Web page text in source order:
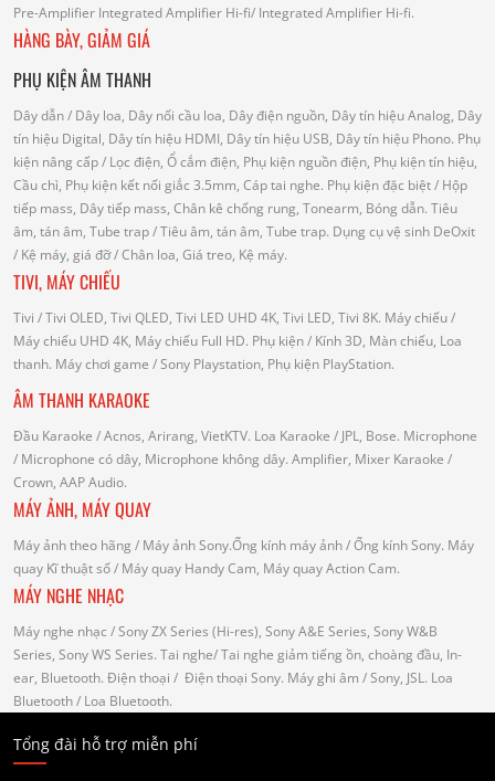
Pre-Amplifier Integrated Amplifier Hi-fi/ Integrated Amplifier Hi-fi.
HÀNG BÀY, GIẢM GIÁ
PHỤ KIỆN ÂM THANH
Dây dẫn/ Dây loa, Dây nối cầu loa, Dây điện nguồn, Dây tín hiệu Analog, Dây
tín hiệu Digital, Dây tín hiệu HDMI, Dây tín hiệu USB, Dây tín hiệu Phono. Phụ
kiện nâng cấp/ Lọc điện, Ổ cắm điện, Phụ kiện nguồn điện, Phụ kiện tín hiệu,
Cầu chì, Phụ kiện kết nối giắc 3.5mm, Cáp tai nghe. Phụ kiện đặc biệt/ Hộp
tiếp mass, Dây tiếp mass, Chân kê chống rung, Tonearm, Bóng dẫn. Tiêu
âm, tán âm, Tube trap/ Tiêu âm, tán âm, Tube trap. Dụng cụ vệ sinh DeOxit
/ Kệ máy, giá đỡ/ Chân loa, Giá treo, Kệ máy.
TIVI, MÁY CHIẾU
Tivi / Tivi OLED, Tivi QLED, Tivi LED UHD 4K, Tivi LED, Tivi 8K. Máy chiếu/
Máy chiếu UHD 4K, Máy chiếu Full HD. Phụ kiện/ Kính 3D, Màn chiếu, Loa
thanh. Máy chơi game / Sony Playstation, Phụ kiện PlayStation.
ÂM THANH KARAOKE
Đầu Karaoke / Acnos, Arirang, VietKTV. Loa Karaoke / JPL, Bose. Microphone
/ Microphone có dây, Microphone không dây. Amplifier, Mixer Karaoke /
Crown, AAP Audio.
MÁY ẢNH, MÁY QUAY
Máy ảnh theo hãng / Máy ảnh Sony.Ống kính máy ảnh / Ống kính Sony. Máy
quay Kĩ thuật số/ Máy quay Handy Cam, Máy quay Action Cam.
MÁY NGHE NHẠC
Máy nghe nhạc / Sony ZX Series (Hi-res), Sony A&E Series, Sony W&B
Series, Sony WS Series. Tai nghe/ Tai nghe giảm tiếng ồn, choàng đầu, In-
ear, Bluetooth. Điện thoại / Điện thoại Sony. Máy ghi âm / Sony, JSL. Loa
Bluetooth/ Loa Bluetooth.
Tổng đài hỗ trợ miễn phí